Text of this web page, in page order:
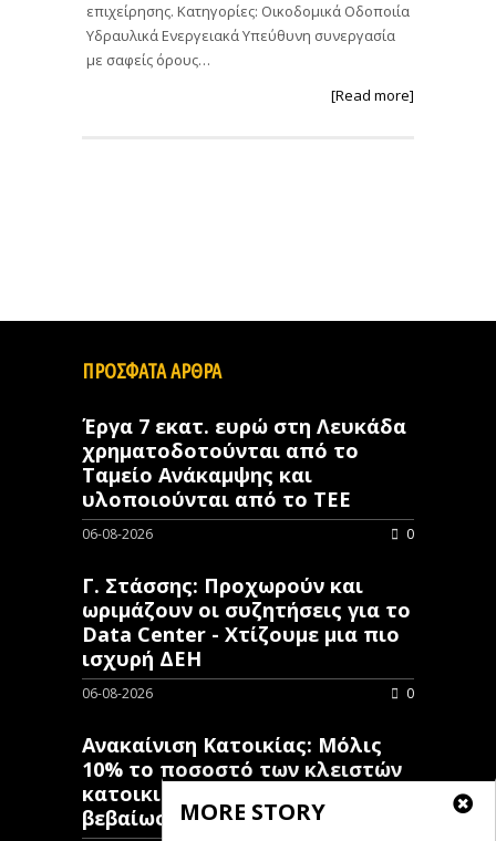
επιχείρησης. Κατηγορίες: Οικοδομικά Οδοποιία
Υδραυλικά Ενεργειακά Υπεύθυνη συνεργασία
με σαφείς όρους…
[Read more]
MORE STORY
ΠΡΟΣΦΑΤΑ ΑΡΘΡΑ
Έργα 7 εκατ. ευρώ στη Λευκάδα
χρηματοδοτούνται από το
Ταμείο Ανάκαμψης και
υλοποιούνται από το ΤΕΕ
06-08-2026 0
Γ. Στάσσης: Προχωρούν και
ωριμάζουν οι συζητήσεις για το
Data Center - Χτίζουμε μια πιο
ισχυρή ΔΕΗ
06-08-2026 0
Ανακαίνιση Κατοικίας: Μόλις
10% το ποσοστό των κλειστών
κατοικιών που έχουν λάβει
βεβαίωση ένταξης